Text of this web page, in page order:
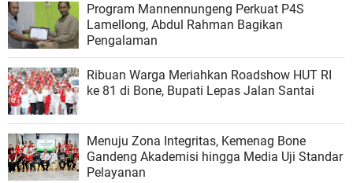
Program Mannennungeng Perkuat P4S
Lamellong, Abdul Rahman Bagikan
Pengalaman
Ribuan Warga Meriahkan Roadshow HUT RI
ke 81 di Bone, Bupati Lepas Jalan Santai
Menuju Zona Integritas, Kemenag Bone
Gandeng Akademisi hingga Media Uji Standar
Pelayanan